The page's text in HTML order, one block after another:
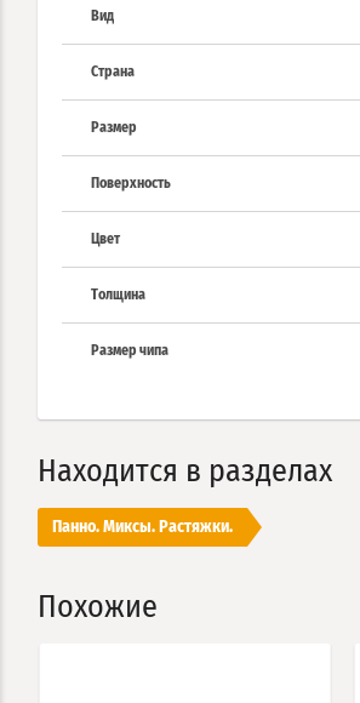
Вид
Страна
Размер
Поверхность
Цвет
Толщина
Размер чипа
Находится в разделах
Панно. Миксы. Растяжки.
Похожие